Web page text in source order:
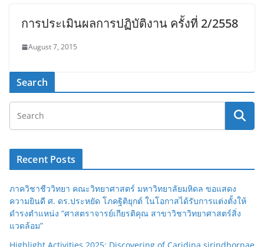
การประเมินผลการปฏิบัติงาน ครั้งที่ 2/2558
August 7, 2015
Search
Recent Posts
ภาควิชาชีววิทยา คณะวิทยาศาสตร์ มหาวิทยาลัยมหิดล ขอแสดง
ความยินดี ศ. ดร.ประหยัด โภคฐิติยุกต์ ในโอกาสได้รับการแต่งตั้งให้
ดำรงตำแหน่ง “ศาสตราจารย์เกียรติคุณ สาขาวิชาวิทยาศาสตร์สิ่ง
แวดล้อม”